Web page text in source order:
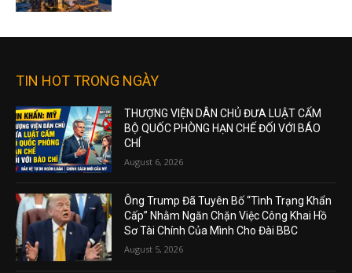
TIN HOT TRONG NGÀY
THƯỢNG VIỆN DÂN CHỦ ĐƯA LUẬT CẤM
BỘ QUỐC PHÒNG HẠN CHẾ ĐỐI VỚI BÁO
CHÍ
August 6, 2026
Ông Trump Đã Tuyên Bố “Tình Trạng Khẩn
Cấp” Nhằm Ngăn Chặn Việc Công Khai Hồ
Sơ Tài Chính Của Mình Cho Đài BBC
August 5, 2026